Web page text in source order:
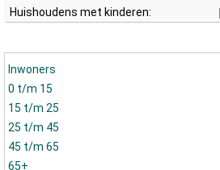
Huishoudens met kinderen:
Inwoners
0 t/m 15
15 t/m 25
25 t/m 45
45 t/m 65
65+